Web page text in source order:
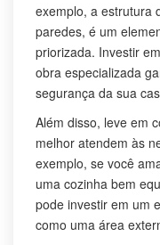
exemplo, a estrutura
paredes, é um
priorizada. Investir
obra especializada
segurança da sua
Além disso, leve em
melhor atendem às
exemplo, se você
uma cozinha bem
pode investir em um
como uma área